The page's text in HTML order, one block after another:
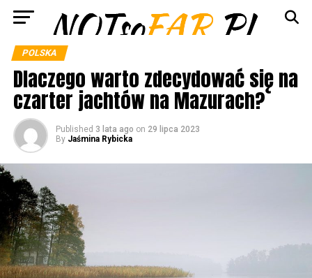
POLSKA
Dlaczego warto zdecydować się na
czarter jachtów na Mazurach?
Published 3 lata ago on 29 lipca 2023
By Jaśmina Rybicka